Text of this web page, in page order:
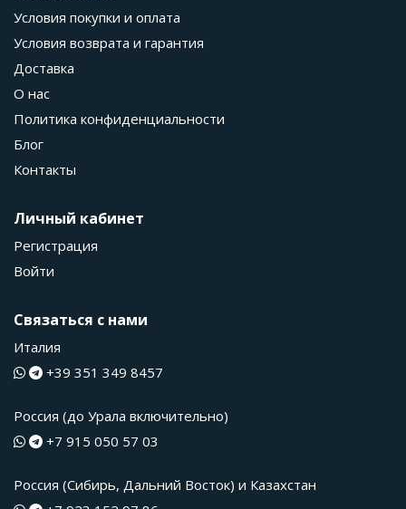
Условия покупки и оплата
Условия возврата и гарантия
Доставка
О нас
Политика конфиденциальности
Блог
Контакты
Личный кабинет
Регистрация
Войти
Связаться с нами
Италия
+39 351 349 8457
Россия (до Урала включительно)
+7 915 050 57 03
Россия (Сибирь, Дальний Восток) и Казахстан